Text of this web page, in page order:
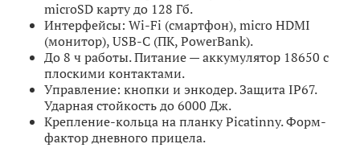
microSD карту до 128 Гб.
Интерфейсы: Wi-Fi (смартфон), micro HDMI
(монитор), USB-C (ПК, PowerBank).
До 8 ч работы. Питание — аккумулятор 18650 с
плоскими контактами.
Управление: кнопки и энкодер. Защита IP67.
Ударная стойкость до 6000 Дж.
Крепление-кольца на планку Picatinny. Форм-
фактор дневного прицела.